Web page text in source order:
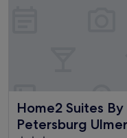
Home2 Suites
Petersburg
Home2 Suites By